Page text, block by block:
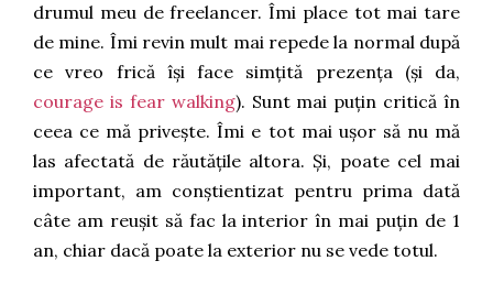
drumul meu de freelancer. Îmi place tot mai tare
de mine. Îmi revin mult mai repede la normal după
ce vreo frică își face simțită prezența (și da,
courage is fear walking). Sunt mai puțin critică în
ceea ce mă privește. Îmi e tot mai ușor să nu mă
las afectată de răutățile altora. Și, poate cel mai
important, am conștientizat pentru prima dată
câte am reușit să fac la interior în mai puțin de 1
an, chiar dacă poate la exterior nu se vede totul.